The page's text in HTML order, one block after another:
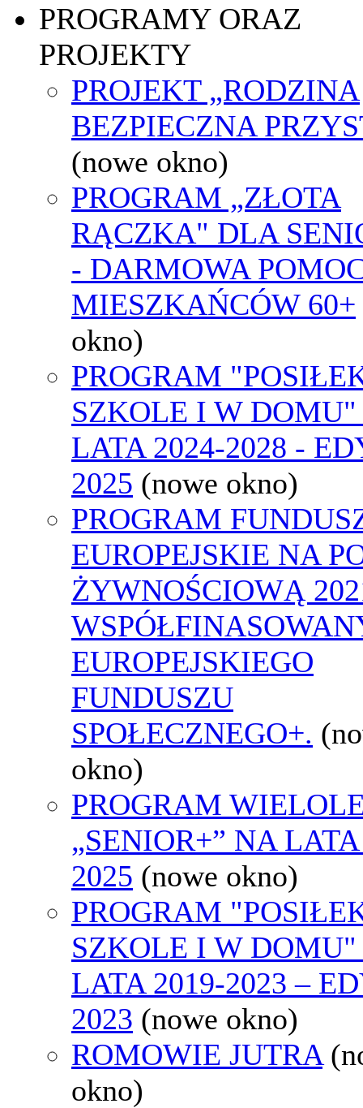
PROGRAMY ORAZ
PROJEKTY
PROJEKT „RODZINA
BEZPIECZNA
(nowe okno)
PROGRAM „ZŁOTA
RĄCZKA" DLA
- DARMOWA
MIESZKAŃCÓW 60+
okno)
PROGRAM
SZKOLE I W
LATA 2024-2028 -
2025 (nowe okno)
PROGRAM
EUROPEJSKIE NA
ŻYWNOŚCIOWĄ
EUROPEJSKIEGO
FUNDUSZU
SPOŁECZNEGO+.
okno)
PROGRAM
„SENIOR+” NA
2025 (nowe okno)
PROGRAM
SZKOLE I W
LATA 2019-2023 –
2023 (nowe okno)
ROMOWIE JUTRA
okno)